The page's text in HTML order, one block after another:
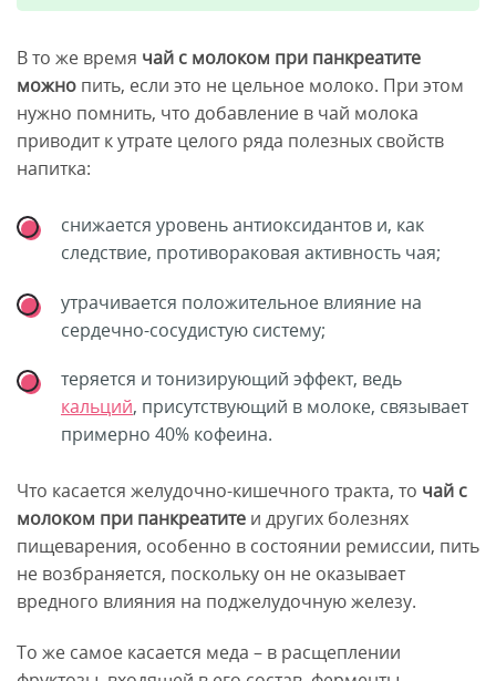
В то же время чай с молоком при панкреатите
можно пить, если это не цельное молоко. При этом
нужно помнить, что добавление в чай молока
приводит к утрате целого ряда полезных свойств
напитка:
снижается уровень антиоксидантов и, как
следствие, противораковая активность чая;
утрачивается положительное влияние на
сердечно-сосудистую систему;
теряется и тонизирующий эффект, ведь
кальций, присутствующий в молоке, связывает
примерно 40% кофеина.
Что касается желудочно-кишечного тракта, то чай с
молоком при панкреатите и других болезнях
пищеварения, особенно в состоянии ремиссии, пить
не возбраняется, поскольку он не оказывает
вредного влияния на поджелудочную железу.
То же самое касается меда – в расщеплении